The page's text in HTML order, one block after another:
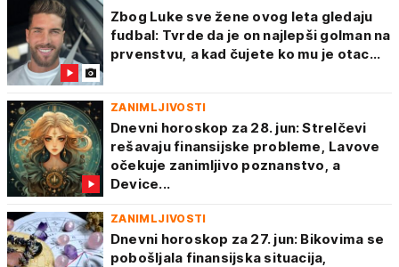
Zbog Luke sve žene ovog leta gledaju
fudbal: Tvrde da je on najlepši golman na
prvenstvu, a kad čujete ko mu je otac...
ZANIMLJIVOSTI
Dnevni horoskop za 28. jun: Strelčevi
rešavaju finansijske probleme, Lavove
očekuje zanimljivo poznanstvo, a
Device...
ZANIMLJIVOSTI
Dnevni horoskop za 27. jun: Bikovima se
pobošljala finansijska situacija,